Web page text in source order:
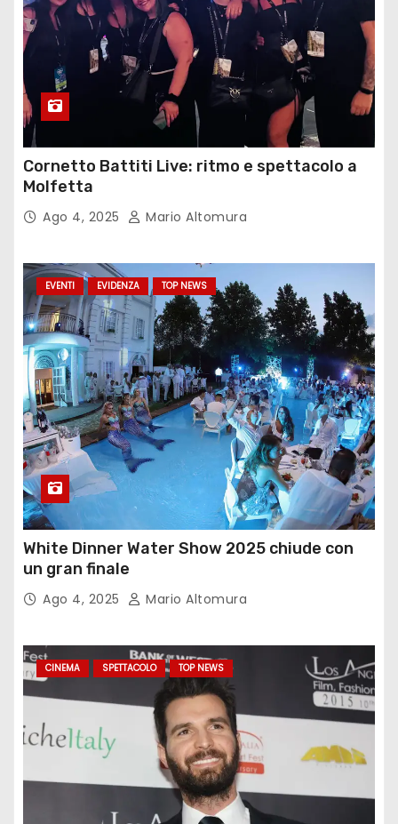
Cornetto Battiti Live: ritmo e spettacolo a
Molfetta
Ago 4, 2025 Mario Altomura
EVENTI EVIDENZA TOP NEWS
White Dinner Water Show 2025 chiude con
un gran finale
Ago 4, 2025 Mario Altomura
CINEMA SPETTACOLO TOP NEWS